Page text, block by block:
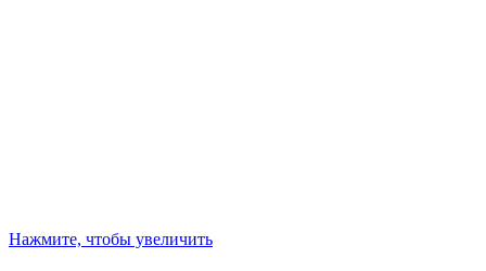
Нажмите, чтобы увеличить